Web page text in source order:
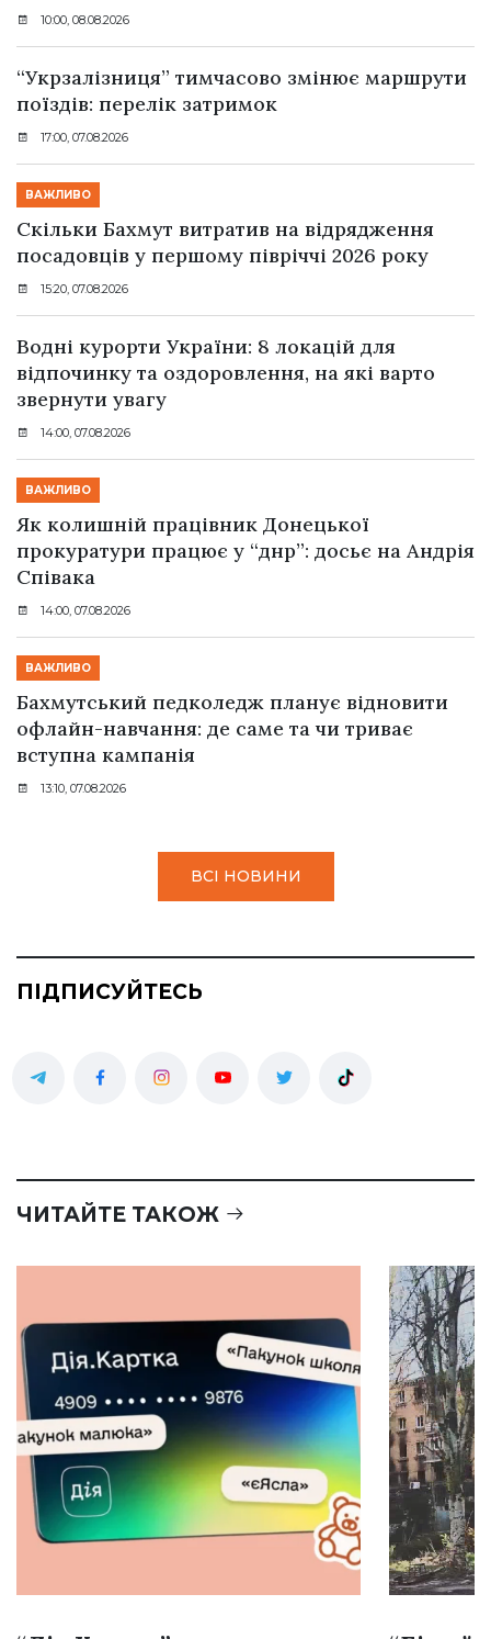
10:00, 08.08.2026
“Укрзалізниця” тимчасово змінює маршрути
поїздів: перелік затримок
17:00, 07.08.2026
ВАЖЛИВО
Скільки Бахмут витратив на відрядження
посадовців у першому півріччі 2026 року
15:20, 07.08.2026
Водні курорти України: 8 локацій для
відпочинку та оздоровлення, на які варто
звернути увагу
14:00, 07.08.2026
ВАЖЛИВО
Як колишній працівник Донецької
прокуратури працює у “днр”: досьє на Андрія
Співака
14:00, 07.08.2026
ВАЖЛИВО
Бахмутський педколедж планує відновити
офлайн-навчання: де саме та чи триває
вступна кампанія
13:10, 07.08.2026
ВСІ НОВИНИ
ПІДПИСУЙТЕСЬ
ЧИТАЙТЕ ТАКОЖ